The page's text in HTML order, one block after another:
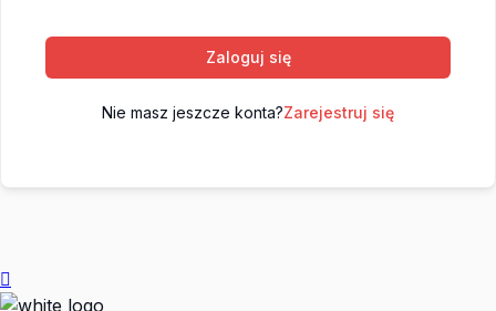
Zaloguj się
Nie masz jeszcze konta?Zarejestruj się